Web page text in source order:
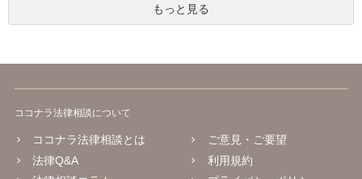
もっと見る
ココナラ法律相談について
ココナラ法律相談とは
法律Q&A
ご意見・ご要望
利用規約